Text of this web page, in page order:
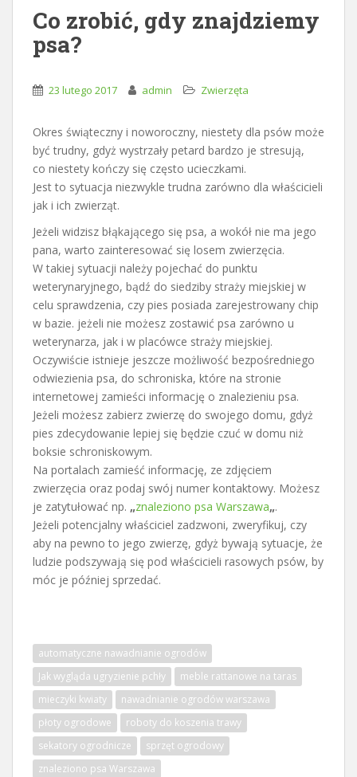
Co zrobić, gdy znajdziemy
psa?
23 lutego 2017 admin Zwierzęta
Okres świąteczny i noworoczny, niestety dla psów może
być trudny, gdyż wystrzały petard bardzo je stresują,
co niestety kończy się często ucieczkami.
Jest to sytuacja niezwykle trudna zarówno dla właścicieli
jak i ich zwierząt.
Jeżeli widzisz błąkającego się psa, a wokół nie ma jego
pana, warto zainteresować się losem zwierzęcia.
W takiej sytuacji należy pojechać do punktu
weterynaryjnego, bądź do siedziby straży miejskiej w
celu sprawdzenia, czy pies posiada zarejestrowany chip
w bazie. jeżeli nie możesz zostawić psa zarówno u
weterynarza, jak i w placówce straży miejskiej.
Oczywiście istnieje jeszcze możliwość bezpośredniego
odwiezienia psa, do schroniska, które na stronie
internetowej zamieści informację o znalezieniu psa.
Jeżeli możesz zabierz zwierzę do swojego domu, gdyż
pies zdecydowanie lepiej się będzie czuć w domu niż
boksie schroniskowym.
Na portalach zamieść informację, ze zdjęciem
zwierzęcia oraz podaj swój numer kontaktowy. Możesz
je zatytułować np. „znaleziono psa Warszawa„.
Jeżeli potencjalny właściciel zadzwoni, zweryfikuj, czy
aby na pewno to jego zwierzę, gdyż bywają sytuacje, że
ludzie podszywają się pod właścicieli rasowych psów, by
móc je później sprzedać.
automatyczne nawadnianie ogrodów
Jak wygląda ugryzienie pchły
meble rattanowe na taras
mieczyki kwiaty
nawadnianie ogrodów warszawa
płoty ogrodowe
roboty do koszenia trawy
sekatory ogrodnicze
sprzęt ogrodowy
znaleziono psa Warszawa